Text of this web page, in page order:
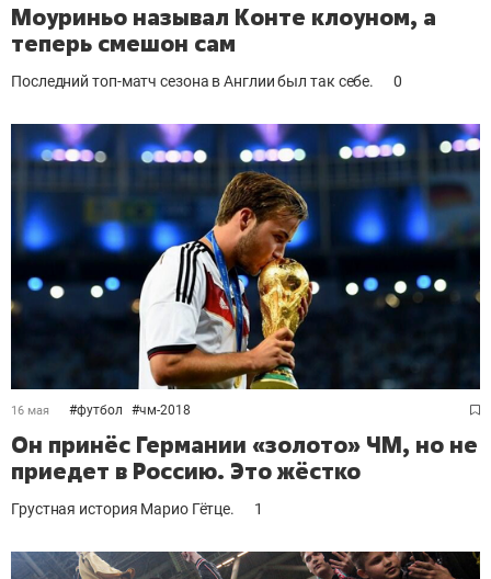
Моуриньо называл Конте клоуном, а
теперь смешон сам
Последний топ-матч сезона в Англии был так себе. 0
16 мая #футбол #чм-2018
Он принёс Германии «золото» ЧМ, но не
приедет в Россию. Это жёстко
Грустная история Марио Гётце. 1